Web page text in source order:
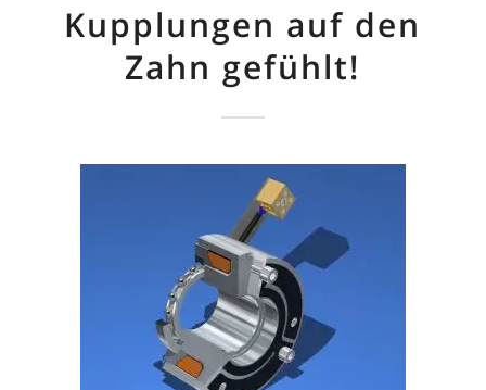
Kupplungen auf den
Zahn gefühlt!